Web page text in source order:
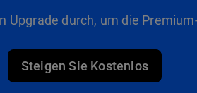
Upgrade durch, um die
Steigen Sie Kostenlos